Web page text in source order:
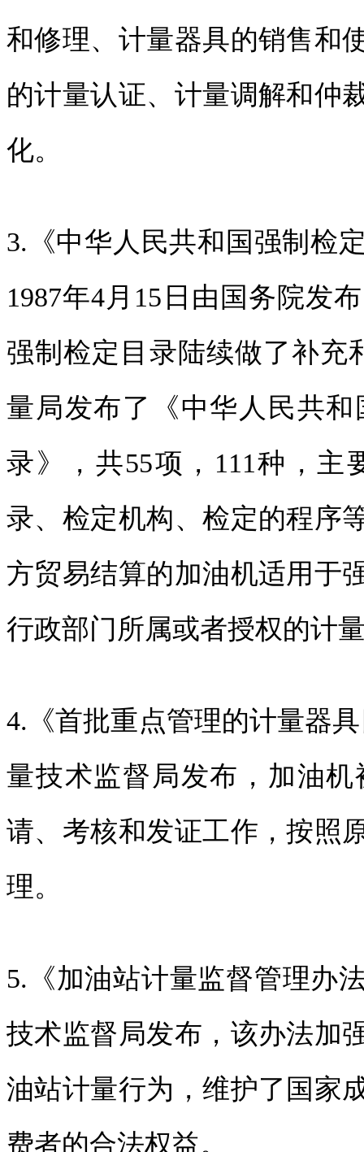
和修理、计量器具的销售和
的计量认证、计量调解和仲
化。
3.《中华人民共和国强制检
1987年4月15日由国务院发
强制检定目录陆续做了补充
量局发布了《中华人民共
录》，共55项，111种，
录、检定机构、检定的程序
方贸易结算的加油机适用于
行政部门所属或者授权的计
4.《首批重点管理的计量器
量技术监督局发布，加油
请、考核和发证工作，按照
理。
5.《加油站计量监督管理办
技术监督局发布，该办法加
油站计量行为，维护了国家
费者的合法权益。